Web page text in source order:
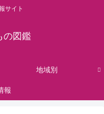
サイト
の図鑑
地域別
報